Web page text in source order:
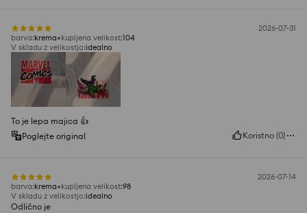
2026-07-31
barva:krema kupljena velikost:104
V skladu z velikostjo:idealno
To je lepa majica 👍️
Poglejte original
Koristno (0)
2026-07-14
barva:krema kupljena velikost:98
V skladu z velikostjo:idealno
Odlično je